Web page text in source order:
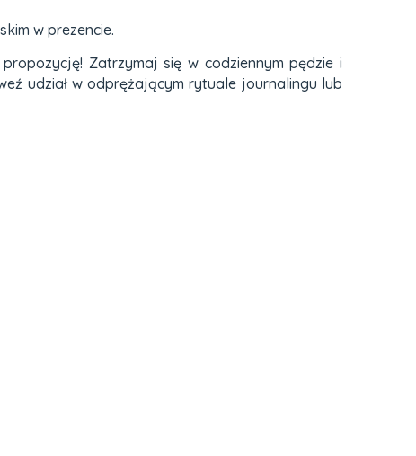
w prezencie.
Zatrzymaj się w codziennym pędzie i
udział w odprężającym rytuale journalingu lub